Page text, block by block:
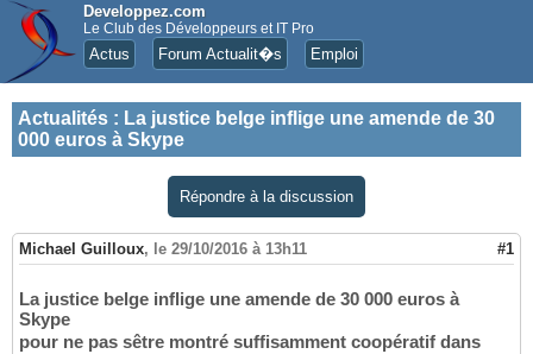
Developpez.com
Le Club des Développeurs et IT Pro
Actus Forum Actualit�s Emploi
Actualités : La justice belge inflige une amende de 30
000 euros à Skype
Répondre à la discussion
Michael Guilloux, le 29/10/2016 à 13h11 #1
La justice belge inflige une amende de 30 000 euros à
Skype
pour ne pas sêtre montré suffisamment coopératif dans